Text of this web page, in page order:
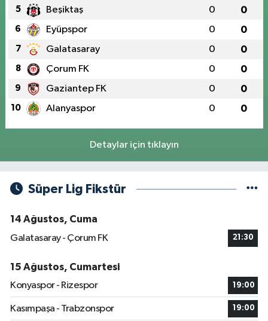
5 Beşiktaş 0 0
6 Eyüpspor 0 0
7 Galatasaray 0 0
8 Çorum FK 0 0
9 Gaziantep FK 0 0
10 Alanyaspor 0 0
Detaylar için tıklayın
Süper Lig Fikstür
14 Ağustos, Cuma
Galatasaray - Çorum FK
21:30
15 Ağustos, Cumartesi
Konyaspor - Rizespor
19:00
Kasımpaşa - Trabzonspor 19:00